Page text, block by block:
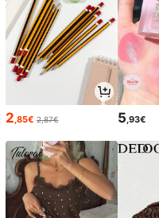
2,85€ 2,87€ 5,93€